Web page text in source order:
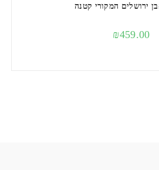
ירושלים המקורי קטנה
₪459.00